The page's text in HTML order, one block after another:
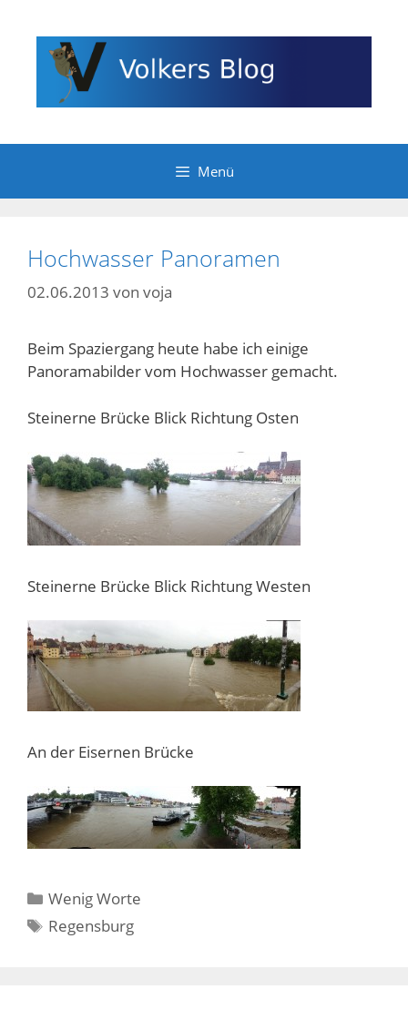
Inhalt
springen
Menü
Hochwasser Panoramen
02.06.2013 von voja
Beim Spaziergang heute habe ich einige
Panoramabilder vom Hochwasser gemacht.
Steinerne Brücke Blick Richtung Osten
Steinerne Brücke Blick Richtung Westen
An der Eisernen Brücke
Kategorien
Wenig Worte
Schlagwörter
Regensburg